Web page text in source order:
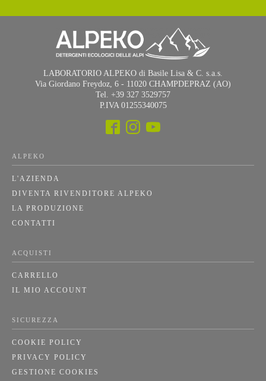
LABORATORIO ALPEKO di Basile Lisa & C. s.a.s.
Via Giordano Freydoz, 6 - 11020 CHAMPDEPRAZ (AO)
Tel. +39 327 3529757
P.IVA 01255340075
ALPEKO
L'AZIENDA
DIVENTA RIVENDITORE ALPEKO
LA PRODUZIONE
CONTATTI
ACQUISTI
CARRELLO
IL MIO ACCOUNT
SICUREZZA
COOKIE POLICY
PRIVACY POLICY
GESTIONE COOKIES